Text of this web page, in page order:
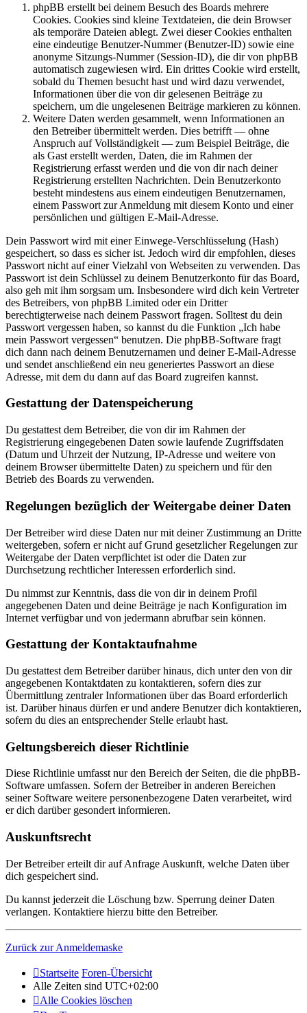
phpBB erstellt bei deinem Besuch des Boards mehrere
Cookies. Cookies sind kleine Textdateien, die dein Browser
als temporäre Dateien ablegt. Zwei dieser Cookies enthalten
eine eindeutige Benutzer-Nummer (Benutzer-ID) sowie eine
anonyme Sitzungs-Nummer (Session-ID), die dir von phpBB
automatisch zugewiesen wird. Ein drittes Cookie wird erstellt,
sobald du Themen besucht hast und wird dazu verwendet,
Informationen über die von dir gelesenen Beiträge zu
speichern, um die ungelesenen Beiträge markieren zu können.
Weitere Daten werden gesammelt, wenn Informationen an
den Betreiber übermittelt werden. Dies betrifft — ohne
Anspruch auf Vollständigkeit — zum Beispiel Beiträge, die
als Gast erstellt werden, Daten, die im Rahmen der
Registrierung erfasst werden und die von dir nach deiner
Registrierung erstellten Nachrichten. Dein Benutzerkonto
besteht mindestens aus einem eindeutigen Benutzernamen,
einem Passwort zur Anmeldung mit diesem Konto und einer
persönlichen und gültigen E-Mail-Adresse.
Dein Passwort wird mit einer Einwege-Verschlüsselung (Hash)
gespeichert, so dass es sicher ist. Jedoch wird dir empfohlen, dieses
Passwort nicht auf einer Vielzahl von Webseiten zu verwenden. Das
Passwort ist dein Schlüssel zu deinem Benutzerkonto für das Board,
also geh mit ihm sorgsam um. Insbesondere wird dich kein Vertreter
des Betreibers, von phpBB Limited oder ein Dritter
berechtigterweise nach deinem Passwort fragen. Solltest du dein
Passwort vergessen haben, so kannst du die Funktion „Ich habe
mein Passwort vergessen“ benutzen. Die phpBB-Software fragt
dich dann nach deinem Benutzernamen und deiner E-Mail-Adresse
und sendet anschließend ein neu generiertes Passwort an diese
Adresse, mit dem du dann auf das Board zugreifen kannst.
Gestattung der Datenspeicherung
Du gestattest dem Betreiber, die von dir im Rahmen der
Registrierung eingegebenen Daten sowie laufende Zugriffsdaten
(Datum und Uhrzeit der Nutzung, IP-Adresse und weitere von
deinem Browser übermittelte Daten) zu speichern und für den
Betrieb des Boards zu verwenden.
Regelungen bezüglich der Weitergabe deiner Daten
Der Betreiber wird diese Daten nur mit deiner Zustimmung an Dritte
weitergeben, sofern er nicht auf Grund gesetzlicher Regelungen zur
Weitergabe der Daten verpflichtet ist oder die Daten zur
Durchsetzung rechtlicher Interessen erforderlich sind.
Du nimmst zur Kenntnis, dass die von dir in deinem Profil
angegebenen Daten und deine Beiträge je nach Konfiguration im
Internet verfügbar und von jedermann abrufbar sein können.
Gestattung der Kontaktaufnahme
Du gestattest dem Betreiber darüber hinaus, dich unter den von dir
angegebenen Kontaktdaten zu kontaktieren, sofern dies zur
Übermittlung zentraler Informationen über das Board erforderlich
ist. Darüber hinaus dürfen er und andere Benutzer dich kontaktieren,
sofern du dies an entsprechender Stelle erlaubt hast.
Geltungsbereich dieser Richtlinie
Diese Richtlinie umfasst nur den Bereich der Seiten, die die phpBB-
Software umfassen. Sofern der Betreiber in anderen Bereichen
seiner Software weitere personenbezogene Daten verarbeitet, wird
er dich darüber gesondert informieren.
Auskunftsrecht
Der Betreiber erteilt dir auf Anfrage Auskunft, welche Daten über
dich gespeichert sind.
Du kannst jederzeit die Löschung bzw. Sperrung deiner Daten
verlangen. Kontaktiere hierzu bitte den Betreiber.
Zurück zur Anmeldemaske
Startseite Foren-Übersicht
Alle Zeiten sind UTC+02:00
Alle Cookies löschen